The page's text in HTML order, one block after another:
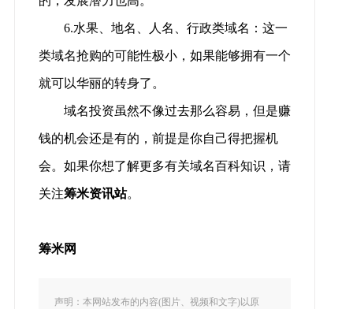
6.水果、地名、人名、行政类域名：这一
类域名抢购的可能性极小，如果能够拥有一个
就可以华丽的转身了。
域名投资虽然不像过去那么容易，但是赚
钱的机会还是有的，前提是你自己得把握机
会。如果你想了解更多有关域名百科知识，请
关注筹米资讯站。
筹米网
声明：本网站发布的内容(图片、视频和文字)以原